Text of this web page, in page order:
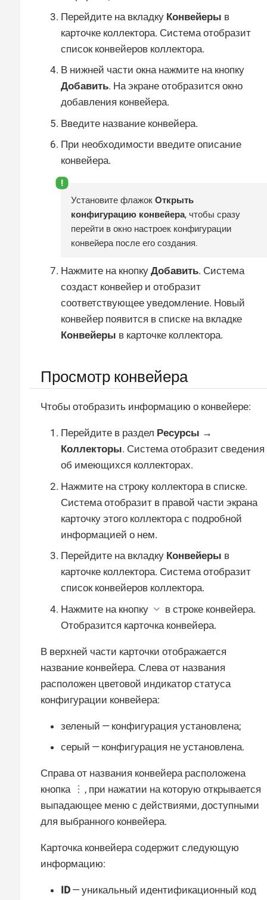
Перейдите на вкладку Конвейеры в
карточке коллектора. Система отобразит
список конвейеров коллектора.
В нижней части окна нажмите на кнопку
Добавить. На экране отобразится окно
добавления конвейера.
Введите название конвейера.
При необходимости введите описание
конвейера.
Установите флажок Открыть
конфигурацию конвейера, чтобы сразу
перейти в окно настроек конфигурации
конвейера после его создания.
Нажмите на кнопку Добавить. Система
создаст конвейер и отобразит
соответствующее уведомление. Новый
конвейер появится в списке на вкладке
Конвейеры в карточке коллектора.
Просмотр конвейера
Чтобы отобразить информацию о конвейере:
Перейдите в раздел Ресурсы →
Коллекторы. Система отобразит сведения
об имеющихся коллекторах.
Нажмите на строку коллектора в списке.
Система отобразит в правой части экрана
карточку этого коллектора с подробной
информацией о нем.
Перейдите на вкладку Конвейеры в
карточке коллектора. Система отобразит
список конвейеров коллектора.
Нажмите на кнопку
в строке конвейера.
Отобразится карточка конвейера.
В верхней части карточки отображается
название конвейера. Слева от названия
расположен цветовой индикатор статуса
конфигурации конвейера:
зеленый — конфигурация установлена;
серый — конфигурация не установлена.
Справа от названия конвейера расположена
кнопка
, при нажатии на которую открывается
выпадающее меню с действиями, доступными
для выбранного конвейера.
Карточка конвейера содержит следующую
информацию:
ID — уникальный идентификационный код